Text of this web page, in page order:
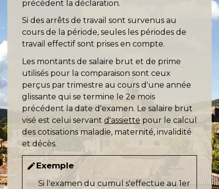
précédent la déclaration.
Si des arrêts de travail sont survenus au
cours de la période, seules les périodes de
travail effectif sont prises en compte.
Les montants de salaire brut et de prime
utilisés pour la comparaison sont ceux
perçus par trimestre au cours d'une année
glissante qui se termine le 2e mois
précédent la date d'examen. Le salaire brut
visé est celui servant d'assiette pour le calcul
des cotisations maladie, maternité, invalidité
et décès.
editExemple
Si l'examen du cumul s'effectue au 1er